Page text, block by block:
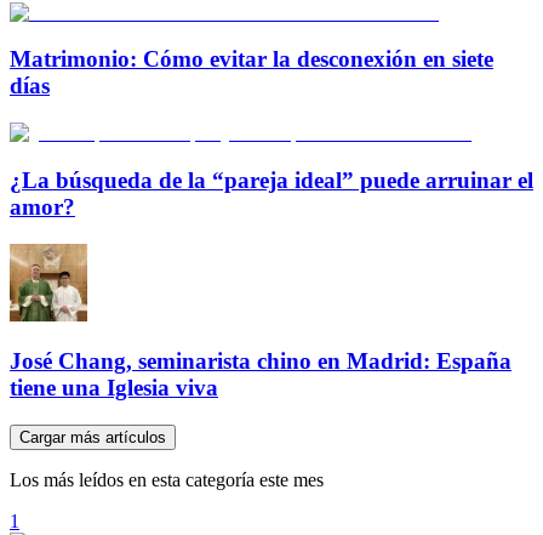
Matrimonio: Cómo evitar la desconexión en siete
días
¿La búsqueda de la “pareja ideal” puede arruinar el
amor?
José Chang, seminarista chino en Madrid: España
tiene una Iglesia viva
Cargar más artículos
Los más leídos en esta categoría este mes
1